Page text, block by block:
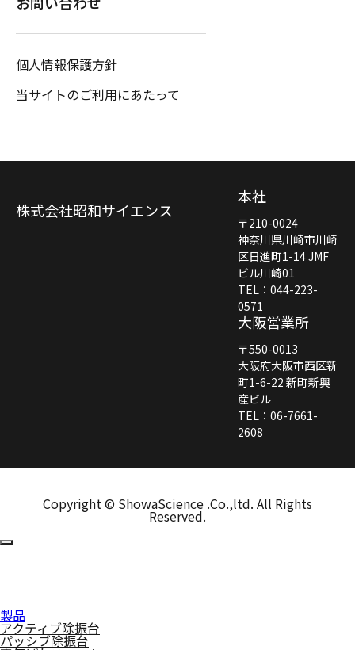
個人情報保護方針
当サイトのご利用にあたって
株式会社昭和サイエンス
本社
〒210-0024
神奈川県川崎市川崎
区日進町1-14 JMF
ビル川崎01
TEL：044-223-
0571
大阪営業所
〒550-0013
大阪府大阪市西区新
町1-6-22 新町新興
産ビル
TEL：06-7661-
2608
Copyright © ShowaScience .Co.,ltd. All Rights
Reserved.
製品
アクティブ除振台
パッシブ除振台